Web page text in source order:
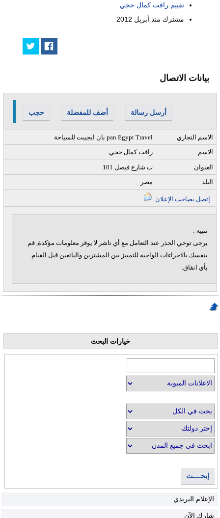
تقييم رافت كمال حجي
مشترك منذ أبريل 2012
بيانات الاتصال
حجب أضف للمفضلة أرسل رسالة
بان ايجيبت للسياحة pan Egypt Travel
الاسم التجاري
رافت كمال حجي
الاسم
101 ب شارع فيصل
العنوان
مصر
البلد
تنبيه :
يرجى توخي الحذر عند التعامل مع أي ناشر لا يوفر معلومات مؤكدة, قم
بنفسك بالاجراءات الواجبة للتمييز بين المشترين والبائعين قبل القيام
بأي اتفاق.
خيارات البحث
إبحــــث
الإعلام البريدي
شارك الآن